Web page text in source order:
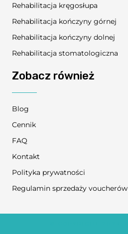
Rehabilitacja kręgosłupa
Rehabilitacja kończyny górnej
Rehabilitacja kończyny dolnej
Rehabilitacja stomatologiczna
Zobacz również
Blog
Cennik
FAQ
Kontakt
Polityka prywatności
Regulamin sprzedaży voucherów